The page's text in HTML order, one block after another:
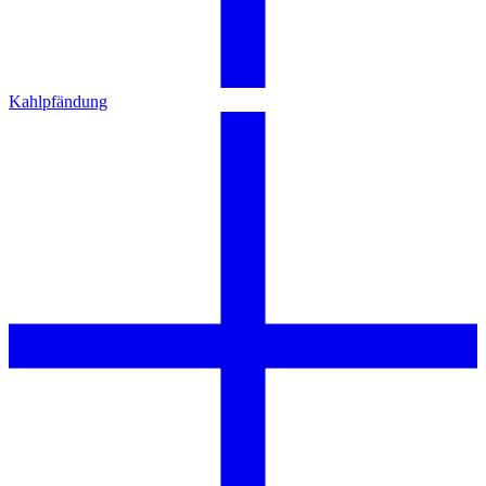
Kahlpfändung